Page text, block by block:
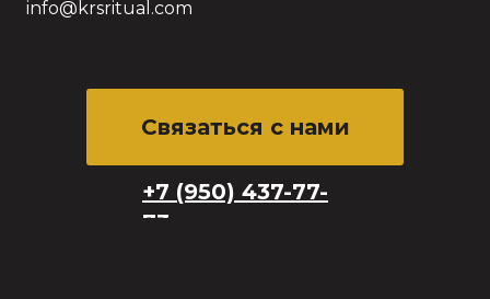
info@krsritual.com
Связаться с нами
+7 (950) 437-77-
73